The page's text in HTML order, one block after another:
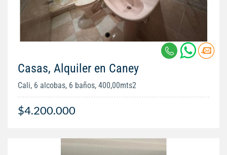
Casas, Alquiler en Caney
Cali, 6 alcobas, 6 baños, 400,00mts2
$4.200.000